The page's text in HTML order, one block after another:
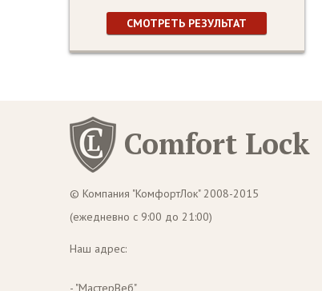
Comfort Lock
© Компания "КомфортЛок" 2008-2015
(ежедневно с 9:00 до 21:00)
Наш адрес:
- "МастерВеб"